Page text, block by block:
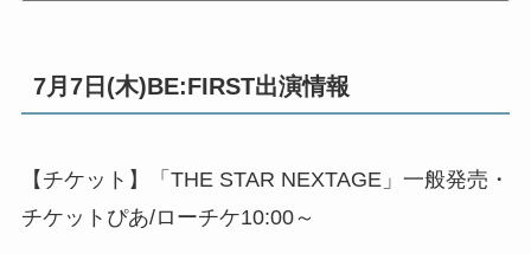
7月7日(木)BE:FIRST出演情報
【チケット】「THE STAR NEXTAGE」一般発売・
チケットぴあ/ローチケ10:00～